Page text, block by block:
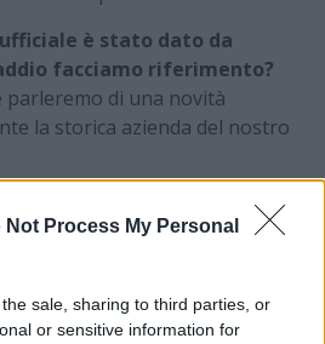
Not Process My Personal
sale, sharing to third parties, or
or sensitive information for
è stato dato da
facciamo riferimento?
di una novità
la storica azienda del nostro
di
l’annuncio